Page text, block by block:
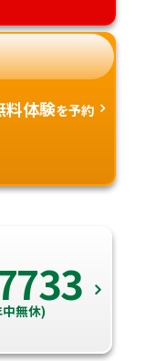
料体験を予約
無休)